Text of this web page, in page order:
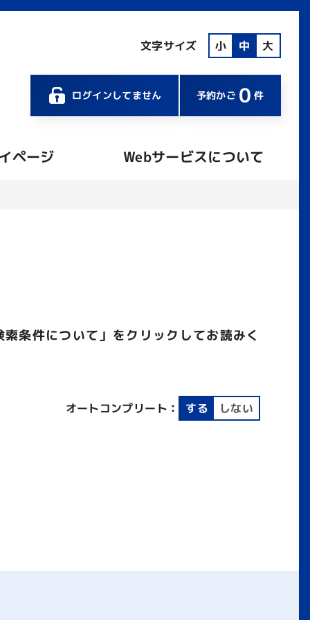
文字サイズ 小 中 大
ログインしてません 予約かご 0 件
ページ Webサービスについて
条件について」をクリックしてお読みく
オートコンプリート： する しない